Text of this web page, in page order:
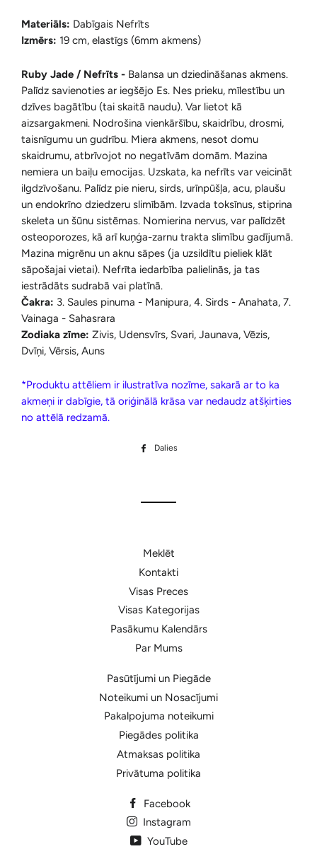
Materiāls: Dabīgais Nefrīts
Izmērs: 19 cm, elastīgs (6mm akmens)
Ruby Jade / Nefrīts - Balansa un dziedināšanas akmens.
Palīdz savienoties ar iegšējo Es. Nes prieku, mīlestību un
dzīves bagātību (tai skaitā naudu). Var lietot kā
aizsargakmeni. Nodrošina vienkāršību, skaidrību, drosmi,
taisnīgumu un gudrību. Miera akmens, nesot domu
skaidrumu, atbrīvojot no negatīvām domām. Mazina
nemiera un baiļu emocijas. Uzskata, ka nefrīts var veicināt
ilgdzīvošanu. Palīdz pie nieru, sirds, urīnpūšļa, acu, plaušu
un endokrīno dziedzeru slimībām. Izvada toksīnus, stiprina
skeleta un šūnu sistēmas. Nomierina nervus, var palīdzēt
osteoporozes, kā arī kuņģa-zarnu trakta slimību gadījumā.
Mazina migrēnu un aknu sāpes (ja uzsildītu pieliek klāt
sāpošajai vietai). Nefrīta iedarbība palielinās, ja tas
iestrādāts sudrabā vai platīnā.
Čakra: 3. Saules pinuma - Manipura, 4. Sirds - Anahata, 7.
Vainaga - Sahasrara
Zodiaka zīme: Zivis, Udensvīrs, Svari, Jaunava, Vēzis,
Dvīņi, Vērsis, Auns
*Produktu attēliem ir ilustratīva nozīme, sakarā ar to ka
akmeņi ir dabīgie, tā oriģinālā krāsa var nedaudz atšķirties
no attēlā redzamā.
Dalies
Meklēt
Kontakti
Visas Preces
Visas Kategorijas
Pasākumu Kalendārs
Par Mums
Pasūtījumi un Piegāde
Noteikumi un Nosacījumi
Pakalpojuma noteikumi
Piegādes politika
Atmaksas politika
Privātuma politika
Facebook
Instagram
YouTube